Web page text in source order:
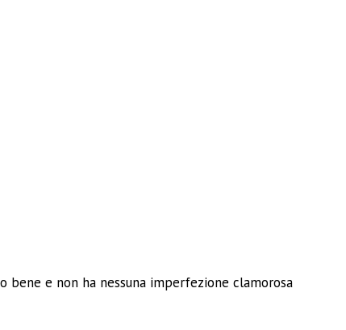
e non ha nessuna imperfezione clamorosa